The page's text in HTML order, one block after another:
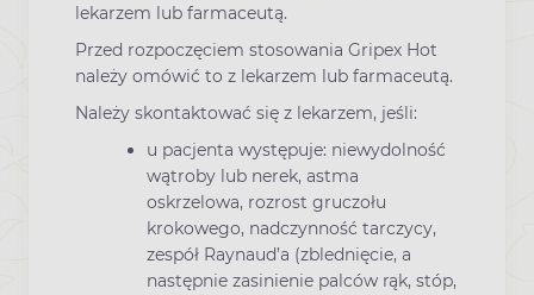
lekarzem lub farmaceutą.
Przed rozpoczęciem stosowania Gripex Hot
należy omówić to z lekarzem lub farmaceutą.
Należy skontaktować się z lekarzem, jeśli:
u pacjenta występuje: niewydolność
wątroby lub nerek, astma
oskrzelowa, rozrost gruczołu
krokowego, nadczynność tarczycy,
zespół Raynaud’a (zblednięcie, a
następnie zasinienie palców rąk, stóp,